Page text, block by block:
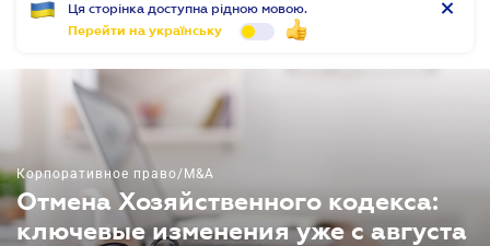
Ця сторінка доступна рідною мовою.
Перейти на українську
Корпоративное право/M&A
Отмена Хозяйственного кодекса:
ключевые изменения уже с августа